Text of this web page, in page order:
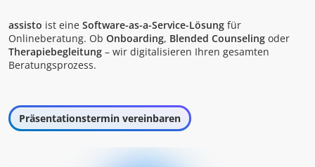
assisto ist eine Software-as-a-Service-Lösung für
Onlineberatung. Ob Onboarding, Blended Counseling oder
Therapiebegleitung – wir digitalisieren Ihren gesamten
Beratungsprozess.
Präsentationstermin vereinbaren